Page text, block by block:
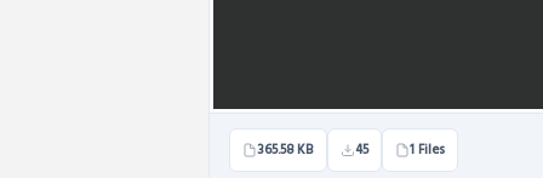
365.58 KB 45 1 Files